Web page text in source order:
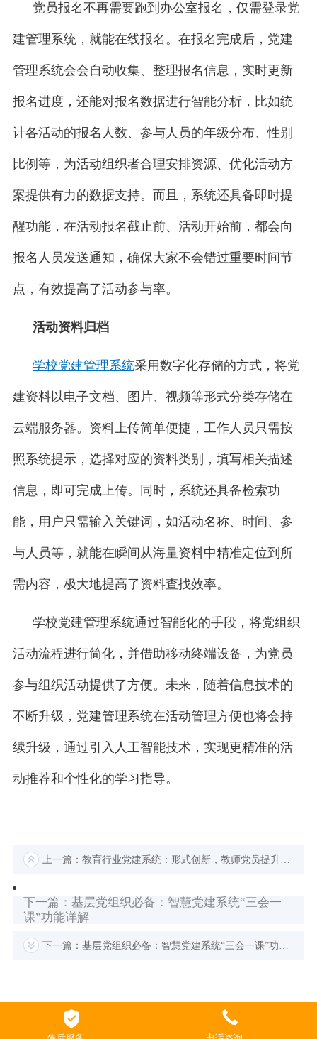
党员报名不再需要跑到办公室报名，仅需登录党
建管理系统，就能在线报名。在报名完成后，党建
管理系统会会自动收集、整理报名信息，实时更新
报名进度，还能对报名数据进行智能分析，比如统
计各活动的报名人数、参与人员的年级分布、性别
比例等，为活动组织者合理安排资源、优化活动方
案提供有力的数据支持。而且，系统还具备即时提
醒功能，在活动报名截止前、活动开始前，都会向
报名人员发送通知，确保大家不会错过重要时间节
点，有效提高了活动参与率。
活动资料归档
学校党建管理系统采用数字化存储的方式，将党
建资料以电子文档、图片、视频等形式分类存储在
云端服务器。资料上传简单便捷，工作人员只需按
照系统提示，选择对应的资料类别，填写相关描述
信息，即可完成上传。同时，系统还具备检索功
能，用户只需输入关键词，如活动名称、时间、参
与人员等，就能在瞬间从海量资料中精准定位到所
需内容，极大地提高了资料查找效率。
学校党建管理系统通过智能化的手段，将党组织
活动流程进行简化，并借助移动终端设备，为党员
参与组织活动提供了方便。未来，随着信息技术的
不断升级，党建管理系统在活动管理方便也将会持
续升级，通过引入人工智能技术，实现更精准的活
动推荐和个性化的学习指导。
上一篇：教育行业党建系统：形式创新，教师党员提升政治素养的“充电站”
下一篇：基层党组织必备：智慧党建系统“三会一
课”功能详解